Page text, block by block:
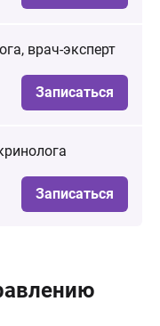
врач-эксперт
Записаться
Записаться